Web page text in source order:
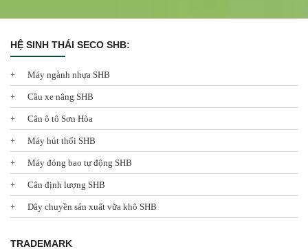
HỆ SINH THÁI SECO SHB:
Máy ngành nhựa SHB
Cầu xe nâng SHB
Cân ô tô Sơn Hòa
Máy hút thổi SHB
Máy đóng bao tự động SHB
Cân định lượng SHB
Dây chuyền sản xuất vữa khô SHB
TRADEMARK